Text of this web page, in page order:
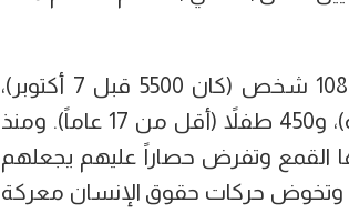
والمعروف أن عدد الأسرى الفلسطينيين يصل إلى 10800 شخص (كان 5500 قبل 7 أكتوبر)،
بينهم 50 أسيرة من النساء و3629 أسيراً إدارياً (بلا تهمة)، و450 طفلاً (أقل من 17 عاماً). ومنذ
القمع وتفرض حصاراً عليهم يجعلهم
وتخوض حركات حقوق الإنسان معركة